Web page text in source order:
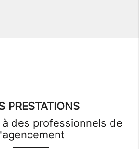
PRESTATIONS
à des professionnels de